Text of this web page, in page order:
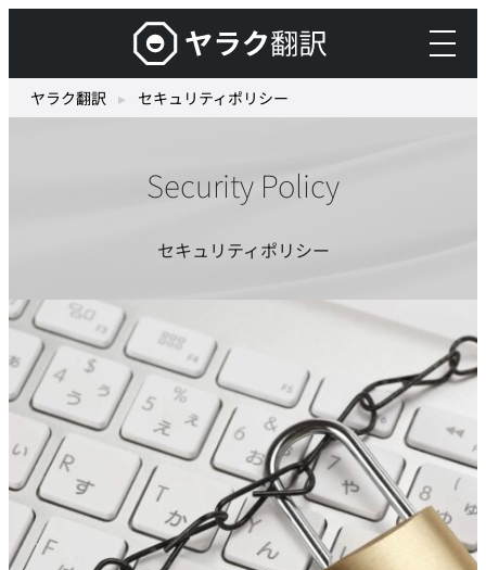
を
ヤ
ラ
ク
翻
AI
自
動
翻
訳・
機
械
翻
訳
ヤラク翻訳 ▸ セキュリティポリシー
Security Policy
セキュリティポリシー